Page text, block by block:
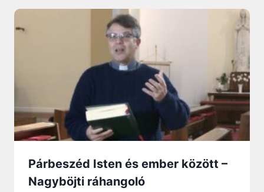
Párbeszéd Isten és ember között –
Nagyböjti ráhangoló